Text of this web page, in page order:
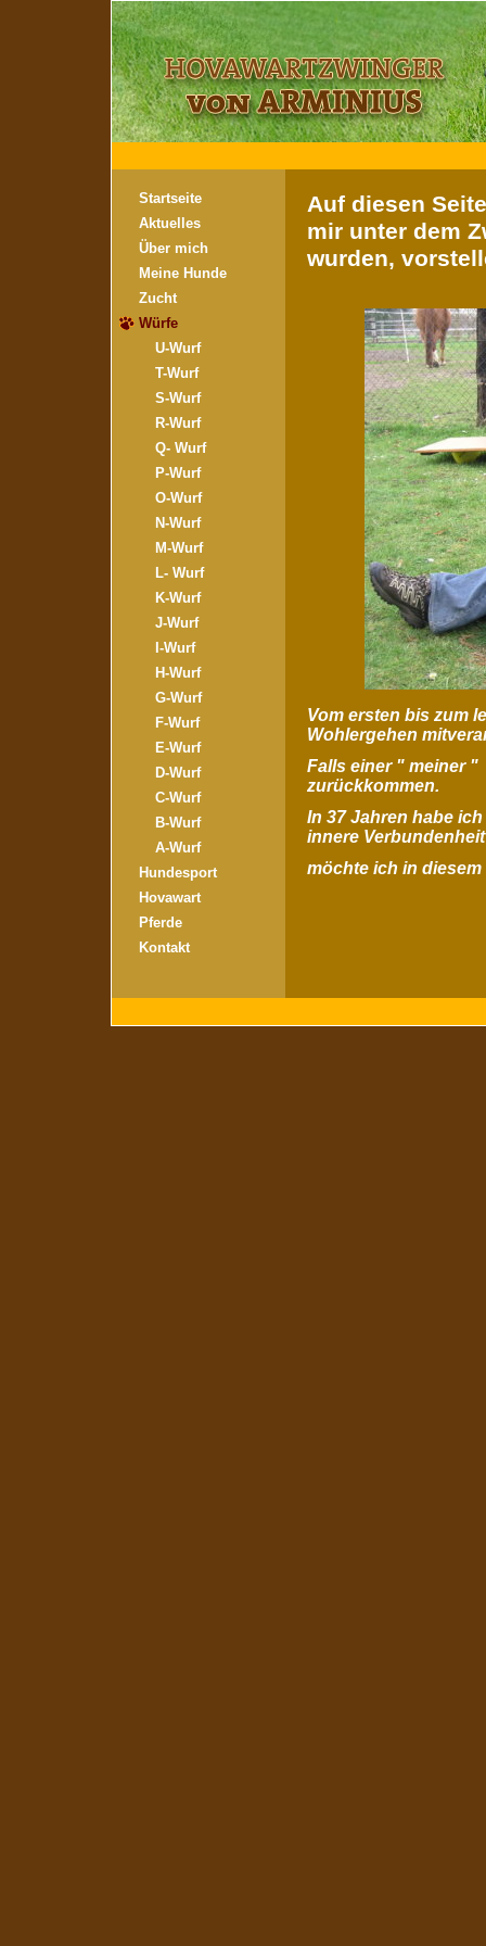
Startseite
Aktuelles
Über mich
Meine Hunde
Zucht
Würfe
U-Wurf
T-Wurf
S-Wurf
R-Wurf
Q- Wurf
P-Wurf
O-Wurf
N-Wurf
M-Wurf
L- Wurf
K-Wurf
J-Wurf
I-Wurf
H-Wurf
G-Wurf
F-Wurf
E-Wurf
D-Wurf
C-Wurf
B-Wurf
A-Wurf
Hundesport
Hovawart
Pferde
Kontakt
Auf diesen
mir unter dem
wurden,
Vom ersten bis zum
Wohlergehen
Falls einer " meiner "
zurückkommen.
In 37 Jahren habe
innere
möchte ich in